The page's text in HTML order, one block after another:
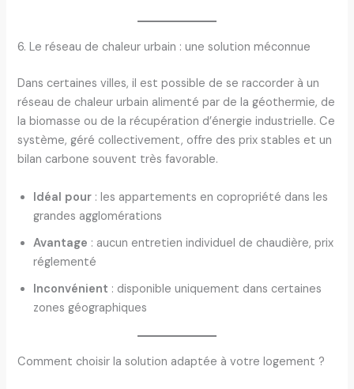
6. Le réseau de chaleur urbain : une solution méconnue
Dans certaines villes, il est possible de se raccorder à un
réseau de chaleur urbain alimenté par de la géothermie, de
la biomasse ou de la récupération d’énergie industrielle. Ce
système, géré collectivement, offre des prix stables et un
bilan carbone souvent très favorable.
Idéal pour : les appartements en copropriété dans les
grandes agglomérations
Avantage : aucun entretien individuel de chaudière, prix
réglementé
Inconvénient : disponible uniquement dans certaines
zones géographiques
Comment choisir la solution adaptée à votre logement ?